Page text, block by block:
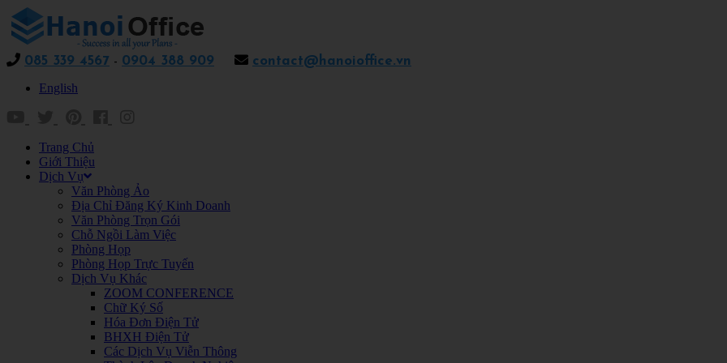
085 339 4567 - 0904 388 909
contact@hanoioffice.vn
English
Trang Chủ
Giới Thiệu
Dịch Vụ
Văn Phòng Ảo
Địa Chỉ Đăng Ký Kinh Doanh
Văn Phòng Trọn Gói
Chỗ Ngồi Làm Việc
Phòng Họp
Phòng Họp Trực Tuyến
Dịch Vụ Khác
ZOOM CONFERENCE
Chữ Ký Số
Hóa Đơn Điện Tử
BHXH Điện Tử
Các Dịch Vụ Viễn Thông